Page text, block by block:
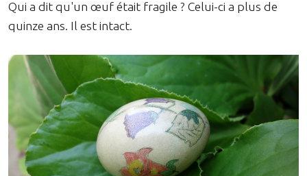
Qui a dit qu'un œuf était fragile ? Celui-ci a plus de
quinze ans. Il est intact.